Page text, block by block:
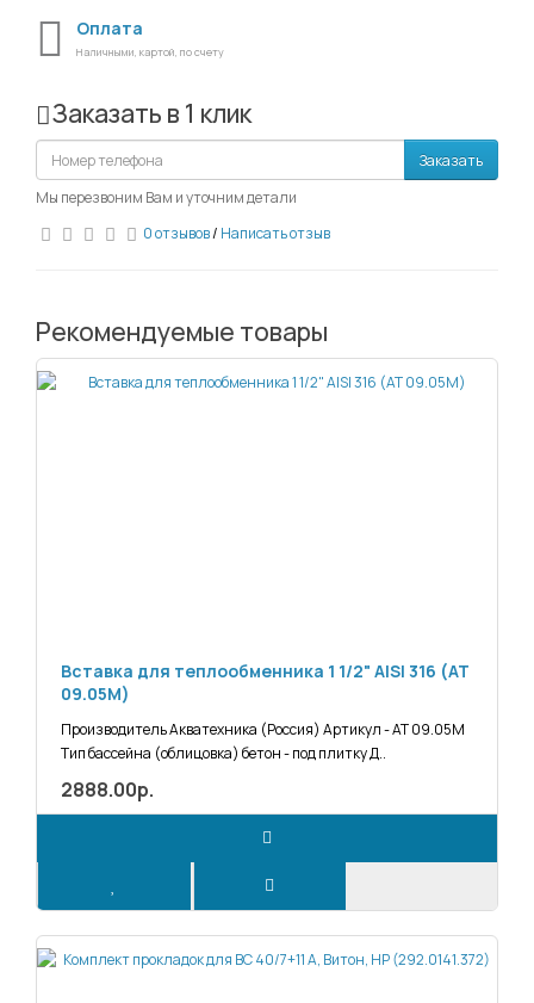
Оплата
Наличными, картой, по счету
Заказать в 1 клик
Заказать
Мы перезвоним Вам и уточним детали
0 отзывов/ Написать отзыв
Рекомендуемые товары
Вставка для теплообменника 1 1/2" AISI 316 (АТ
09.05М)
Производитель Акватехника (Россия) Артикул - АТ 09.05М
Тип бассейна (облицовка) бетон - под плитку Д..
2888.00р.